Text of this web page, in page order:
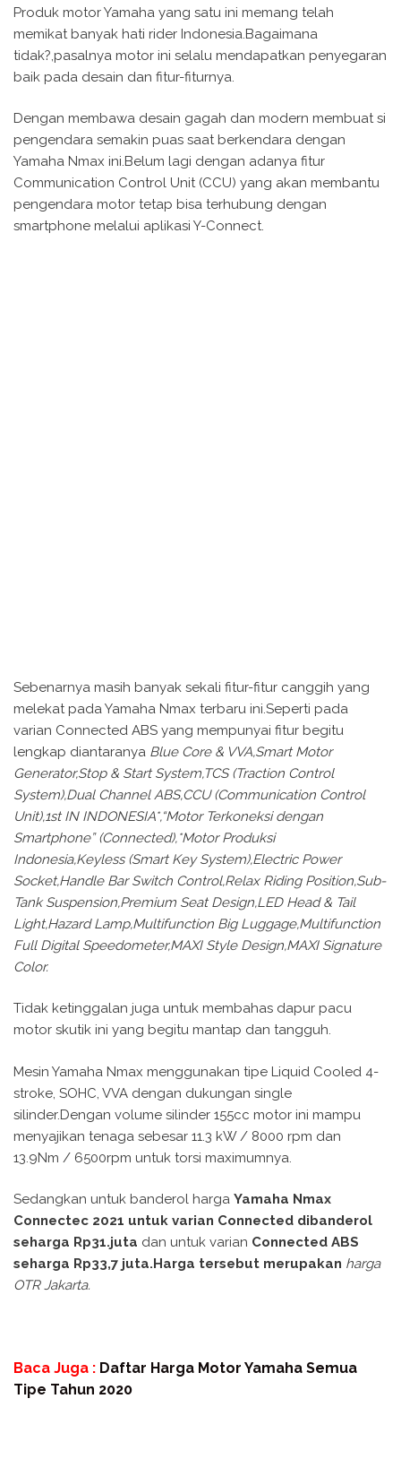
Produk motor Yamaha yang satu ini memang telah
memikat banyak hati rider Indonesia.Bagaimana
tidak?,pasalnya motor ini selalu mendapatkan penyegaran
baik pada desain dan fitur-fiturnya.
Dengan membawa desain gagah dan modern membuat si
pengendara semakin puas saat berkendara dengan
Yamaha Nmax ini.Belum lagi dengan adanya fitur
Communication Control Unit (CCU) yang akan membantu
pengendara motor tetap bisa terhubung dengan
smartphone melalui aplikasi Y-Connect.
Sebenarnya masih banyak sekali fitur-fitur canggih yang
melekat pada Yamaha Nmax terbaru ini.Seperti pada
varian Connected ABS yang mempunyai fitur begitu
lengkap diantaranya Blue Core & VVA,Smart Motor
Generator,Stop & Start System,TCS (Traction Control
System),Dual Channel ABS,CCU (Communication Control
Unit),1st IN INDONESIA*,“Motor Terkoneksi dengan
Smartphone” (Connected),*Motor Produksi
Indonesia,Keyless (Smart Key System),Electric Power
Socket,Handle Bar Switch Control,Relax Riding Position,Sub-
Tank Suspension,Premium Seat Design,LED Head & Tail
Light,Hazard Lamp,Multifunction Big Luggage,Multifunction
Full Digital Speedometer,MAXI Style Design,MAXI Signature
Color.
Tidak ketinggalan juga untuk membahas dapur pacu
motor skutik ini yang begitu mantap dan tangguh.
Mesin Yamaha Nmax menggunakan tipe Liquid Cooled 4-
stroke, SOHC, VVA dengan dukungan single
silinder.Dengan volume silinder 155cc motor ini mampu
menyajikan tenaga sebesar 11.3 kW / 8000 rpm dan
13.9Nm / 6500rpm untuk torsi maximumnya.
Sedangkan untuk banderol harga Yamaha Nmax
Connectec 2021 untuk varian Connected dibanderol
seharga Rp31.juta dan untuk varian Connected ABS
seharga Rp33,7 juta.Harga tersebut merupakan harga
OTR Jakarta.
Baca Juga : Daftar Harga Motor Yamaha Semua
Tipe Tahun 2020